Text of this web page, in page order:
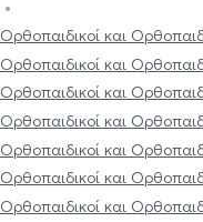
Ορθοπαιδικοί και
Ορθοπαιδικοί και
Ορθοπαιδικοί και
Ορθοπαιδικοί και
Ορθοπαιδικοί και
Ορθοπαιδικοί και
Ορθοπαιδικοί και